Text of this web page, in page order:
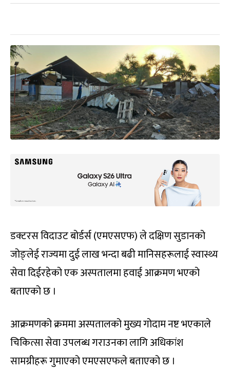
डक्टरस विदाउट बोर्डर्स (एमएसएफ) ले दक्षिण सुडानको
जोङ्लेई राज्यमा दुई लाख भन्दा बढी मानिसहरूलाई स्वास्थ्य
सेवा दिईरहेको एक अस्पतालमा हवाई आक्रमण भएको
बताएको छ ।
आक्रमणको क्रममा अस्पतालको मुख्य गोदाम नष्ट भएकाले
चिकित्सा सेवा उपलब्ध गराउनका लागि अधिकांश
सामग्रीहरू गुमाएको एमएसएफले बताएको छ ।